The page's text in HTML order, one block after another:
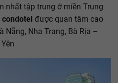
nhất tập trung ở miền Trung
condotel được quan tâm cao
Nha Trang, Bà Rịa –